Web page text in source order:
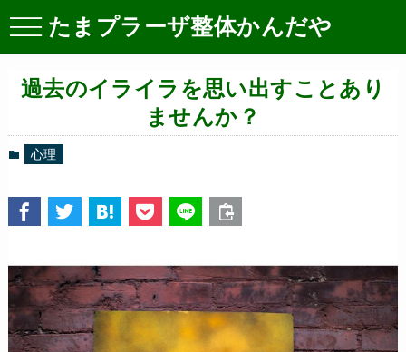
たまプラーザ整体かんだや
過去のイライラを思い出すことあり
ませんか？
心理